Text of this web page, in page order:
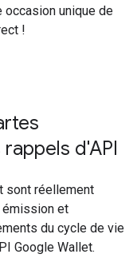
occasion unique de
!
d'API
sont réellement
et
du cycle de vie
Google Wallet.